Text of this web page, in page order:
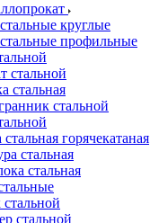
круглые
профильные
стальной
стальная
стальной
горячекатаная
стальная
стальная
стальной